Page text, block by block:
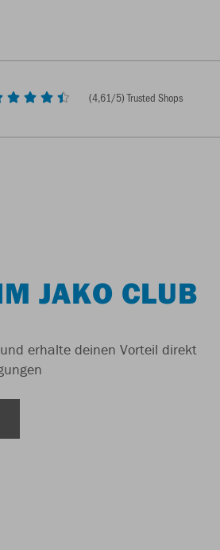
(4,61/5) Trusted Shops
JAKO CLUB
erhalte deinen Vorteil direkt